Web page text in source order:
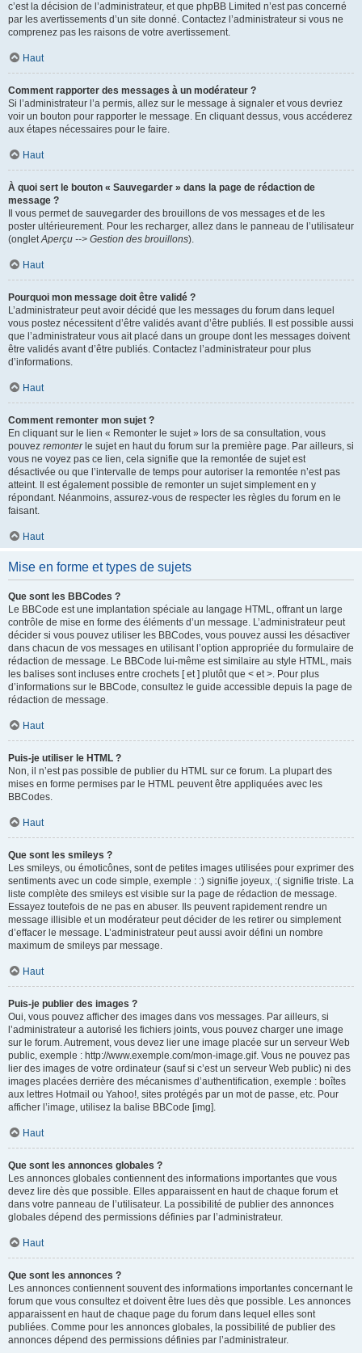
c’est la décision de l’administrateur, et que phpBB Limited n’est pas concerné
par les avertissements d’un site donné. Contactez l’administrateur si vous ne
comprenez pas les raisons de votre avertissement.
Haut
Comment rapporter des messages à un modérateur ?
Si l’administrateur l’a permis, allez sur le message à signaler et vous devriez
voir un bouton pour rapporter le message. En cliquant dessus, vous accéderez
aux étapes nécessaires pour le faire.
Haut
À quoi sert le bouton « Sauvegarder » dans la page de rédaction de
message ?
Il vous permet de sauvegarder des brouillons de vos messages et de les
poster ultérieurement. Pour les recharger, allez dans le panneau de l’utilisateur
(ongletAperçu --> Gestion des brouillons).
Haut
Pourquoi mon message doit être validé ?
L’administrateur peut avoir décidé que les messages du forum dans lequel
vous postez nécessitent d’être validés avant d’être publiés. Il est possible aussi
que l’administrateur vous ait placé dans un groupe dont les messages doivent
être validés avant d’être publiés. Contactez l’administrateur pour plus
d’informations.
Haut
Comment remonter mon sujet ?
En cliquant sur le lien « Remonter le sujet » lors de sa consultation, vous
pouvez remonterle sujet en haut du forum sur la première page. Par ailleurs, si
vous ne voyez pas ce lien, cela signifie que la remontée de sujet est
désactivée ou que l’intervalle de temps pour autoriser la remontée n’est pas
atteint. Il est également possible de remonter un sujet simplement en y
répondant. Néanmoins, assurez-vous de respecter les règles du forum en le
faisant.
Haut
Mise en forme et types de sujets
Que sont les BBCodes ?
Le BBCode est une implantation spéciale au langage HTML, offrant un large
contrôle de mise en forme des éléments d’un message. L’administrateur peut
décider si vous pouvez utiliser les BBCodes, vous pouvez aussi les désactiver
dans chacun de vos messages en utilisant l’option appropriée du formulaire de
rédaction de message. Le BBCode lui-même est similaire au style HTML, mais
les balises sont incluses entre crochets [ et ] plutôt que < et >. Pour plus
d’informations sur le BBCode, consultez le guide accessible depuis la page de
rédaction de message.
Haut
Puis-je utiliser le HTML ?
Non, il n’est pas possible de publier du HTML sur ce forum. La plupart des
mises en forme permises par le HTML peuvent être appliquées avec les
BBCodes.
Haut
Que sont les smileys ?
Les smileys, ou émoticônes, sont de petites images utilisées pour exprimer des
sentiments avec un code simple, exemple : :) signifie joyeux, :( signifie triste. La
liste complète des smileys est visible sur la page de rédaction de message.
Essayez toutefois de ne pas en abuser. Ils peuvent rapidement rendre un
message illisible et un modérateur peut décider de les retirer ou simplement
d’effacer le message. L’administrateur peut aussi avoir défini un nombre
maximum de smileys par message.
Haut
Puis-je publier des images ?
Oui, vous pouvez afficher des images dans vos messages. Par ailleurs, si
l’administrateur a autorisé les fichiers joints, vous pouvez charger une image
sur le forum. Autrement, vous devez lier une image placée sur un serveur Web
public, exemple : http://www.exemple.com/mon-image.gif. Vous ne pouvez pas
lier des images de votre ordinateur (sauf si c’est un serveur Web public) ni des
images placées derrière des mécanismes d’authentification, exemple : boîtes
aux lettres Hotmail ou Yahoo!, sites protégés par un mot de passe, etc. Pour
afficher l’image, utilisez la balise BBCode [img].
Haut
Que sont les annonces globales ?
Les annonces globales contiennent des informations importantes que vous
devez lire dès que possible. Elles apparaissent en haut de chaque forum et
dans votre panneau de l’utilisateur. La possibilité de publier des annonces
globales dépend des permissions définies par l’administrateur.
Haut
Que sont les annonces ?
Les annonces contiennent souvent des informations importantes concernant le
forum que vous consultez et doivent être lues dès que possible. Les annonces
apparaissent en haut de chaque page du forum dans lequel elles sont
publiées. Comme pour les annonces globales, la possibilité de publier des
annonces dépend des permissions définies par l’administrateur.